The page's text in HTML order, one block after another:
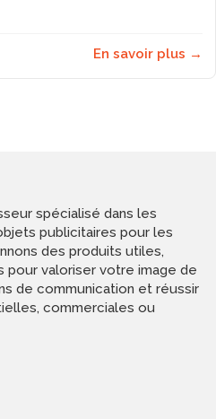
En savoir plus →
spécialisé dans les
publicitaires pour les
des produits utiles,
pour valoriser votre image de
de communication et réussir
commerciales ou